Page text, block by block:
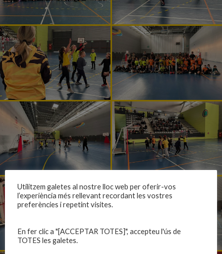
Utilitzem galetes al nostre lloc web per oferir-vos
l’experiència més rellevant recordant les vostres
preferències i repetint visites.
En fer clic a "[ACCEPTAR TOTES]", accepteu l'ús de
TOTES les galetes.